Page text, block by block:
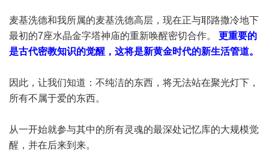
麦基洗德和我所属的麦基洗德高层，现在正与耶路撒冷地下
最初的7座水晶金字塔神庙的重新唤醒密切合作。 更重要的
是古代密教知识的觉醒，这将是新黄金时代的新生活管道。
因此，让我们知道：不纯洁的东西，将无法站在聚光灯下，
所有不属于爱的东西。
从一开始就参与其中的所有灵魂的最深处记忆库的大规模觉
醒，并在后来到来。